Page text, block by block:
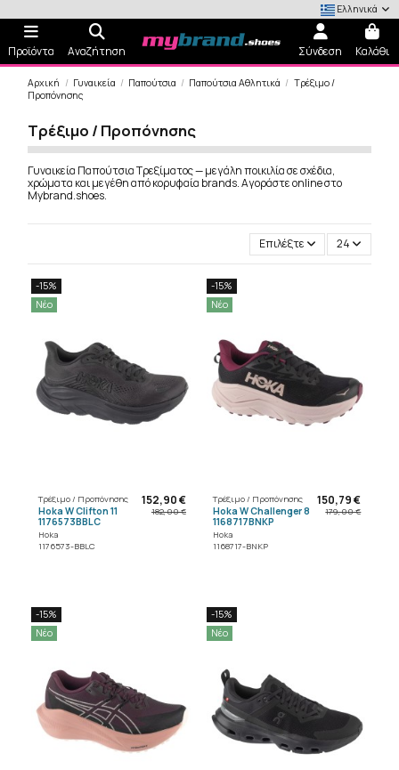
Ελληνικά
Προϊόντα Αναζήτηση Σύνδεση Καλάθι
Αρχική Γυναικεία Παπούτσια Παπούτσια Αθλητικά
Τρέξιμο /
Προπόνησης
Τρέξιμο / Προπόνησης
Γυναικεία Παπούτσια Τρεξίματος — μεγάλη ποικιλία σε σχέδια,
χρώματα και μεγέθη από κορυφαία brands. Αγοράστε online στο
Mybrand.shoes.
Επιλέξτε 24
-15%
Νέο
Τρέξιμο / Προπόνησης
Hoka W Clifton 11
1176573BBLC
Hoka
1176573-BBLC
152,90 €
182,00 €
-15%
Νέο
Τρέξιμο / Προπόνησης
Hoka W Challenger 8
1168717BNKP
Hoka
1168717-BNKP
150,79 €
179,00 €
-15%
Νέο
-15%
Νέο